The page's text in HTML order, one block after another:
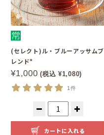
(セレクト)ル・ブルーアッサムブ
レンド*
¥1,000 (税込 ¥1,080)
1件
カートに入れる